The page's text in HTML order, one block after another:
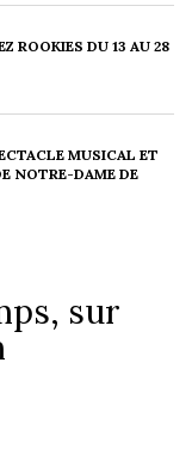
ROOKIES DU 13 AU 28
MUSICAL ET
NOTRE-DAME DE
sur